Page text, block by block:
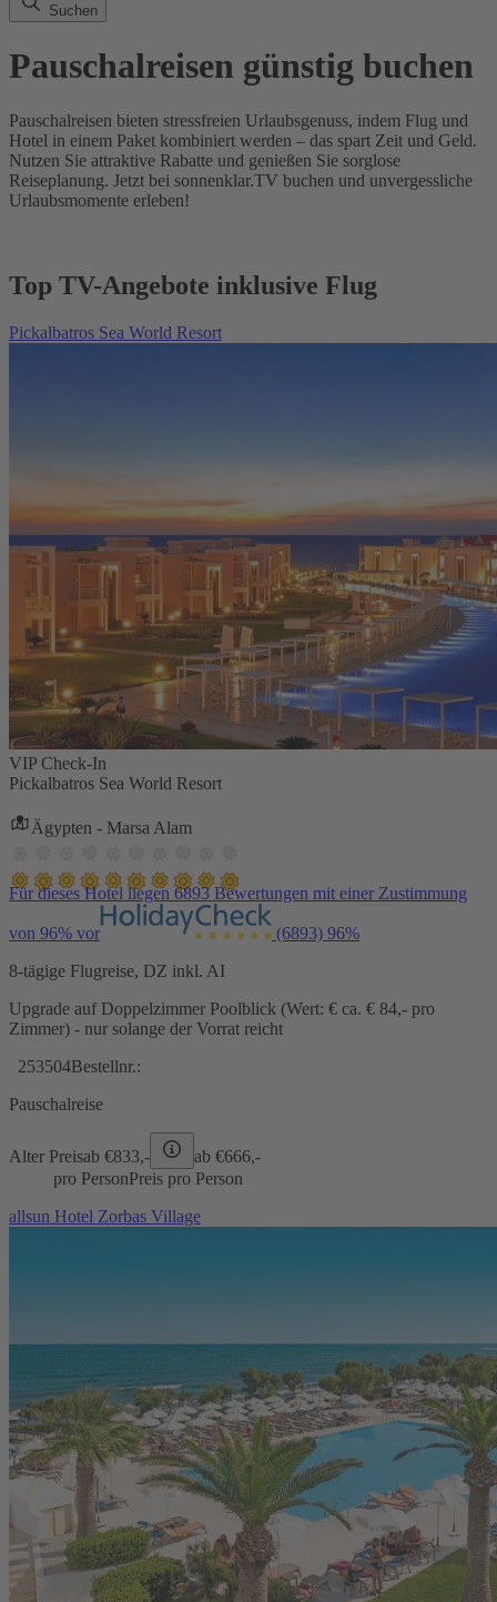
Suchen
Pauschalreisen günstig buchen
Pauschalreisen bieten stressfreien Urlaubsgenuss, indem Flug und
Hotel in einem Paket kombiniert werden – das spart Zeit und Geld.
Nutzen Sie attraktive Rabatte und genießen Sie sorglose
Reiseplanung. Jetzt bei sonnenklar.TV buchen und unvergessliche
Urlaubsmomente erleben!
Top TV-Angebote inklusive Flug
Pickalbatros Sea World Resort
VIP Check-In
Pickalbatros Sea World Resort
Ägypten - Marsa Alam
Für dieses Hotel liegen 6893 Bewertungen mit einer Zustimmung
von 96% vor (6893) 96%
8-tägige Flugreise, DZ inkl. AI
Upgrade auf Doppelzimmer Poolblick (Wert: € ca. € 84,- pro
Zimmer) - nur solange der Vorrat reicht
253504Bestellnr.:
Pauschalreise
Alter Preisab €833,- ab €666,-
pro PersonPreis pro Person
allsun Hotel Zorbas Village